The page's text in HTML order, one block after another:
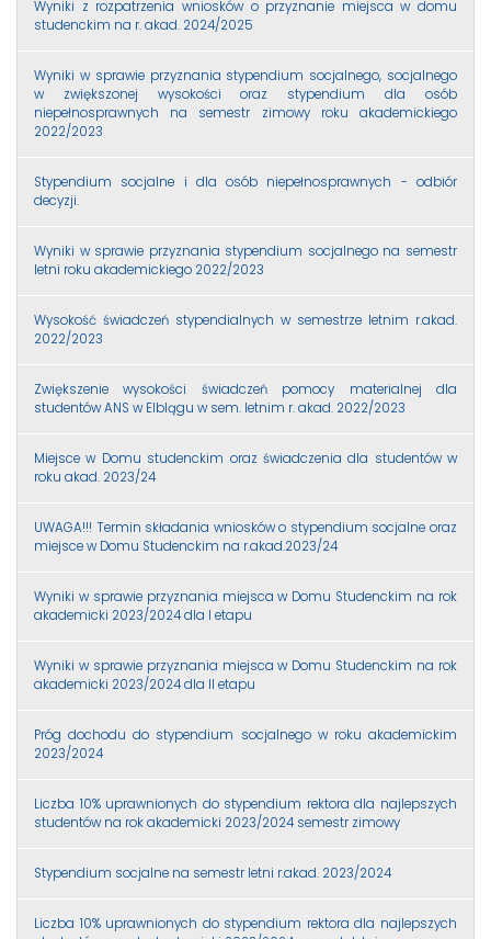
Wyniki z rozpatrzenia wniosków o przyznanie miejsca w domu
studenckim na r. akad. 2024/2025
Wyniki w sprawie przyznania stypendium socjalnego, socjalnego
w zwiększonej wysokości oraz stypendium dla osób
niepełnosprawnych na semestr zimowy roku akademickiego
2022/2023
Stypendium socjalne i dla osób niepełnosprawnych - odbiór
decyzji.
Wyniki w sprawie przyznania stypendium socjalnego na semestr
letni roku akademickiego 2022/2023
Wysokość świadczeń stypendialnych w semestrze letnim r.akad.
2022/2023
Zwiększenie wysokości świadczeń pomocy materialnej dla
studentów ANS w Elblągu w sem. letnim r. akad. 2022/2023
Miejsce w Domu studenckim oraz świadczenia dla studentów w
roku akad. 2023/24
UWAGA!!! Termin składania wniosków o stypendium socjalne oraz
miejsce w Domu Studenckim na r.akad.2023/24
Wyniki w sprawie przyznania miejsca w Domu Studenckim na rok
akademicki 2023/2024 dla I etapu
Wyniki w sprawie przyznania miejsca w Domu Studenckim na rok
akademicki 2023/2024 dla II etapu
Próg dochodu do stypendium socjalnego w roku akademickim
2023/2024
Liczba 10% uprawnionych do stypendium rektora dla najlepszych
studentów na rok akademicki 2023/2024 semestr zimowy
Stypendium socjalne na semestr letni r.akad. 2023/2024
Liczba 10% uprawnionych do stypendium rektora dla najlepszych